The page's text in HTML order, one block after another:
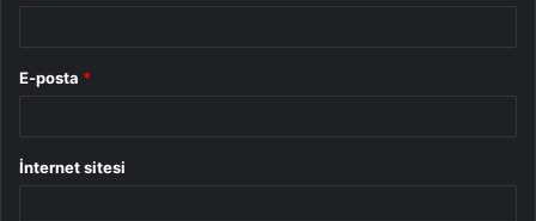
E-posta *
İnternet sitesi